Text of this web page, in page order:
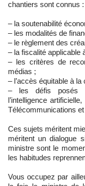
chantiers sont connus :
– la soutenabilité
– les modalités de
– le règlement des
– la fiscalité applicable
– les critères de
médias ;
– l’accès équitable à
– les défis posés
l’intelligence
Télécommunications
Ces sujets méritent
méritent un dialogue
ministre sont le
les habitudes
Vous occupez par